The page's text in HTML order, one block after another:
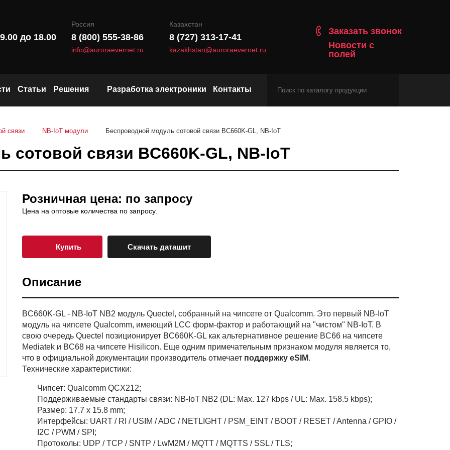
до 18.00
Россия
8 (800) 555-38-86
info@auroraevernet.ru
Казахстан
8 (727) 313-17-41
kazakhstan@auroraevernet.ru
Заказать звонок
Новости с
полей
Wi-Fi и Bluetooth модули Навигационные модули
Статьи Решения Разработка электроники Контакты
связи NB-IoT модули Беспроводной модуль сотовой связи BC660K-GL, NB-IoT
сотовой связи BC660K-GL, NB-IoT
Розничная цена: по запросу
Цена на оптовые количества по запросу.
Купить Скачать даташит
Описание
BC660K-GL - NB-IoT NB2 модуль Quectel, собранный на чипсете от Qualcomm. Это первый NB-IoT
модуль на чипсете Qualcomm, имеющий LCC форм-фактор и работающий на "чистом" NB-IoT. В
свою очередь Quectel позиционирует BC660K-GL как альтернативное решение BC66 на чипсете
Mediatek и BC68 на чипсете Hisilicon. Еще одним примечательным признаком модуля является то,
что в официальной документации производитель отмечает поддержку eSIM.
Технические характеристики:
Чипсет: Qualcomm QCX212;
Поддерживаемые стандарты связи: NB-IoT NB2 (DL: Max. 127 kbps / UL: Max. 158.5 kbps);
Размер: 17.7 х 15.8 mm;
Интерфейсы: UART / RI / USIM / ADC / NETLIGHT / PSM_EINT / BOOT / RESET / Antenna / GPIO /
I2C / PWM / SPI;
Протоколы: UDP / TCP / SNTP / LwM2M / MQTT / MQTTS / SSL / TLS;